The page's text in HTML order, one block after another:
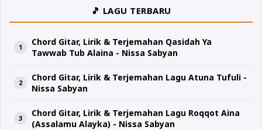
🎵 LAGU TERBARU
Chord Gitar, Lirik & Terjemahan Qasidah Ya
Tawwab Tub Alaina - Nissa Sabyan
Chord Gitar, Lirik & Terjemahan Lagu Atuna Tufuli -
Nissa Sabyan
Chord Gitar, Lirik & Terjemahan Lagu Roqqot Aina
(Assalamu Alayka) - Nissa Sabyan